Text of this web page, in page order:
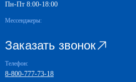
Пн-Пт 8:00-18:00
Мессенджеры:
Заказать звонок
Телефон:
8-800-777-73-18